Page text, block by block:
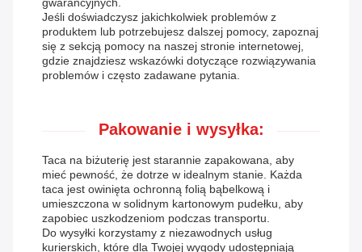
gwarancyjnych.
Jeśli doświadczysz jakichkolwiek problemów z
produktem lub potrzebujesz dalszej pomocy, zapoznaj
się z sekcją pomocy na naszej stronie internetowej,
gdzie znajdziesz wskazówki dotyczące rozwiązywania
problemów i często zadawane pytania.
Pakowanie i wysyłka:
Taca na biżuterię jest starannie zapakowana, aby
mieć pewność, że dotrze w idealnym stanie. Każda
taca jest owinięta ochronną folią bąbelkową i
umieszczona w solidnym kartonowym pudełku, aby
zapobiec uszkodzeniom podczas transportu.
Do wysyłki korzystamy z niezawodnych usług
kurierskich, które dla Twojej wygody udostępniają